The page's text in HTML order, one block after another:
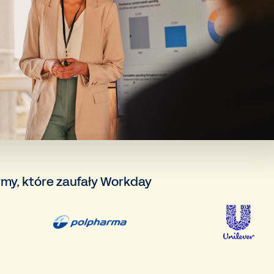
które zaufały Workday